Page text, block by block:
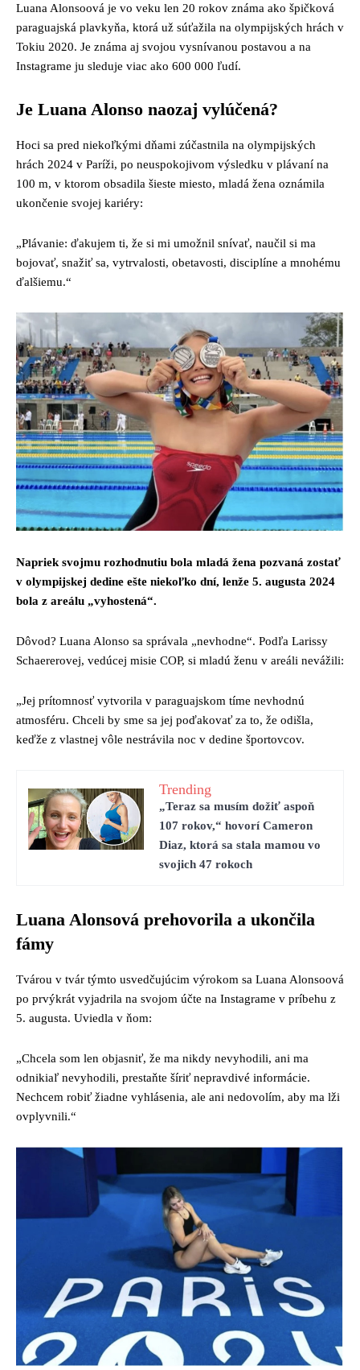
Luana Alonsoová je vo veku len 20 rokov známa ako špičková
paraguajská plavkyňa, ktorá už súťažila na olympijských hrách v
Tokiu 2020. Je známa aj svojou vysnívanou postavou a na
Instagrame ju sleduje viac ako 600 000 ľudí.
Je Luana Alonso naozaj vylúčená?
Hoci sa pred niekoľkými dňami zúčastnila na olympijských
hrách 2024 v Paríži, po neuspokojivom výsledku v plávaní na
100 m, v ktorom obsadila šieste miesto, mladá žena oznámila
ukončenie svojej kariéry:
„Plávanie: ďakujem ti, že si mi umožnil snívať, naučil si ma
bojovať, snažiť sa, vytrvalosti, obetavosti, disciplíne a mnohému
ďalšiemu.“
Napriek svojmu rozhodnutiu bola mladá žena pozvaná zostať
v olympijskej dedine ešte niekoľko dní, lenže 5. augusta 2024
bola z areálu „vyhostená“.
Dôvod? Luana Alonso sa správala „nevhodne“. Podľa Larissy
Schaererovej, vedúcej misie COP, si mladú ženu v areáli nevážili:
„Jej prítomnosť vytvorila v paraguajskom tíme nevhodnú
atmosféru. Chceli by sme sa jej poďakovať za to, že odišla,
keďže z vlastnej vôle nestrávila noc v dedine športovcov.
Trending
„Teraz sa musím dožiť aspoň
107 rokov,“ hovorí Cameron
Diaz, ktorá sa stala mamou vo
svojich 47 rokoch
Luana Alonsová prehovorila a ukončila
fámy
Tvárou v tvár týmto usvedčujúcim výrokom sa Luana Alonsoová
po prvýkrát vyjadrila na svojom účte na Instagrame v príbehu z
5. augusta. Uviedla v ňom:
„Chcela som len objasniť, že ma nikdy nevyhodili, ani ma
odnikiaľ nevyhodili, prestaňte šíriť nepravdivé informácie.
Nechcem robiť žiadne vyhlásenia, ale ani nedovolím, aby ma lži
ovplyvnili.“